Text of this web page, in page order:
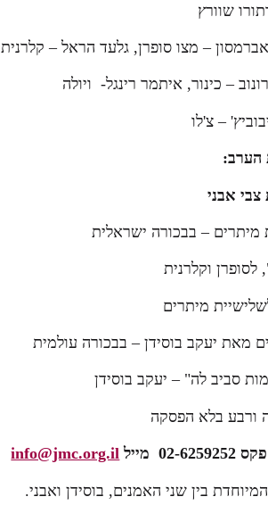
שוורץ
– מצו סופרן, גלעד הראל – קלרנית
– כינור, איתמר רינגל- ויולה
– צ'לו
הערב:
צבי אבני
מיתרים – בבכורה ישראלית
וקלרנית
מיתרים
מאת יעקב בוסידן – בבכורה עולמית
סביב לה" – יעקב בוסידן
בלא הפסקה
info@jmc.org.il